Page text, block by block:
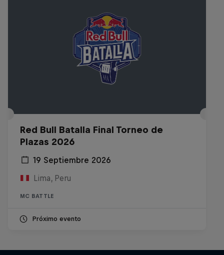
Red Bull Batalla Final Torneo de
Plazas 2026
19 Septiembre 2026
Lima, Peru
MC BATTLE
Próximo evento